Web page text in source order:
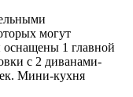
могут
оснащены 1 главной
с 2 диванами-
Мини-кухня